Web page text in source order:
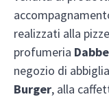
realizzati alla
profumeria
negozio di
Burger, alla